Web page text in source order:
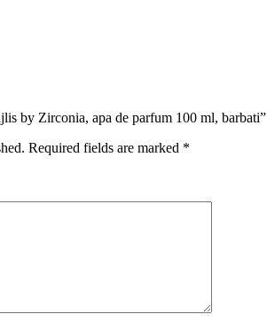
by Zirconia, apa de parfum 100 ml, barbati”
Required fields are marked *